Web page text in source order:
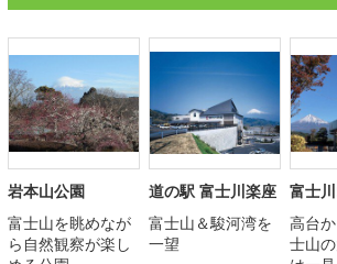
岩本山公園
富士山を眺めなが
ら自然観察が楽し
道の駅 富士川楽座
富士山＆駿河湾を
一望
富士
高台
士山